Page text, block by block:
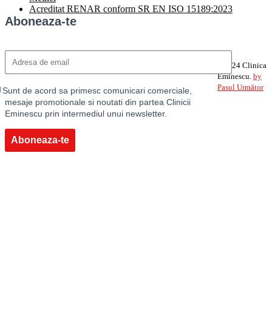
Acreditat RENAR conform SR EN ISO 15189:2023
Aboneaza-te
Sunt de acord sa primesc comunicari comerciale,
mesaje promotionale si noutati din partea Clinicii
Eminescu prin intermediul unui newsletter.
Aboneaza-te
©2024 Clinica
Eminescu. by
Pasul Următor